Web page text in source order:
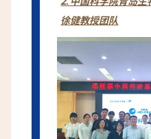
徐健教授团队